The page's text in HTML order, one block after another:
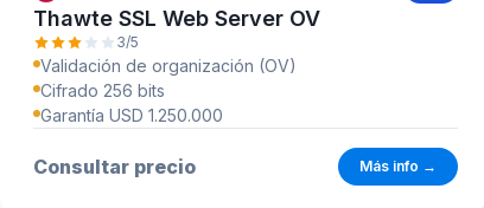
Thawte SSL Web Server OV
3/5
Validación de organización (OV)
Cifrado 256 bits
Garantía USD 1.250.000
Consultar precio Más info →